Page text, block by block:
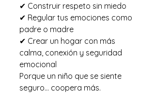
✔ Construir respeto sin miedo
✔ Regular tus emociones como
padre o madre
✔ Crear un hogar con más
calma, conexión y seguridad
emocional
Porque un niño que se siente
seguro… coopera más.